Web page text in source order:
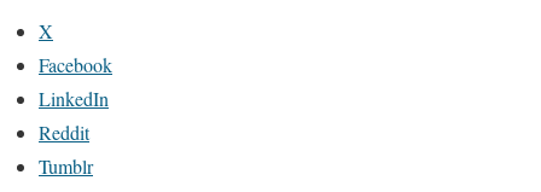
X
Facebook
LinkedIn
Reddit
Tumblr